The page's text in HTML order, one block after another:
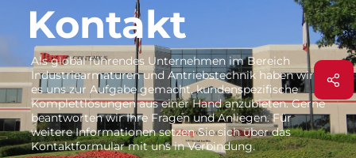
Kontakt
Als global führendes Unternehmen im Bereich
Industriearmaturen und Antriebstechnik haben wir
es uns zur Aufgabe gemacht, kundenspezifische
Komplettlösungen aus einer Hand anzubieten. Gerne
beantworten wir Ihre Fragen und Anliegen. Für
weitere Informationen setzen Sie sich über das
Kontaktformular mit uns in Verbindung.